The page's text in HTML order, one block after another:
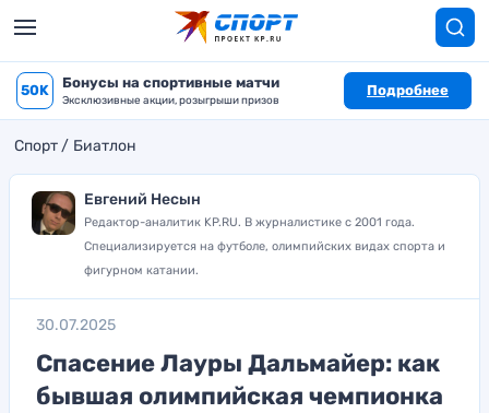
50K Бонусы на спортивные матчи
Эксклюзивные акции, розыгрыши призов
Подробнее
Спорт Биатлон
Евгений Несын
Редактор-аналитик KP.RU. В журналистике с 2001 года.
Специализируется на футболе, олимпийских видах спорта и
фигурном катании.
30.07.2025
Спасение Лауры Дальмайер: как
бывшая олимпийская чемпионка